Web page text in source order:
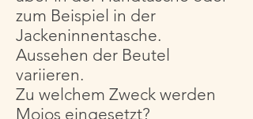
zum Beispiel in der
Jackeninnentasche.
Aussehen der Beutel
variieren.
Zu welchem Zweck werden
Mojos eingesetzt?